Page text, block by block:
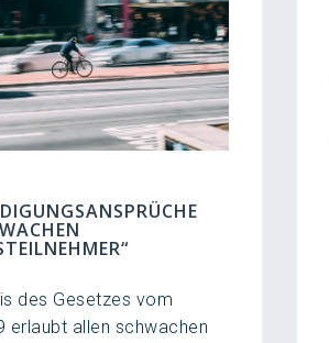
des Gesetzes vom
erlaubt allen schwachen